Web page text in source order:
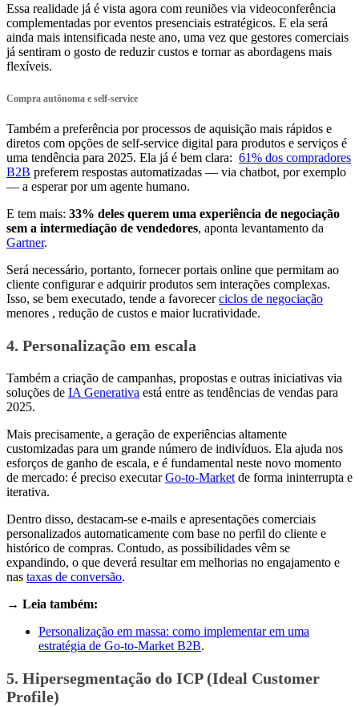
Essa realidade já é vista agora com reuniões via videoconferência
complementadas por eventos presenciais estratégicos. E ela será
ainda mais intensificada neste ano, uma vez que gestores comerciais
já sentiram o gosto de reduzir custos e tornar as abordagens mais
flexíveis.
Compra autônoma e self-service
Também a preferência por processos de aquisição mais rápidos e
diretos com opções de self-service digital para produtos e serviços é
uma tendência para 2025. Ela já é bem clara: 61% dos compradores
B2B preferem respostas automatizadas — via chatbot, por exemplo
— a esperar por um agente humano.
E tem mais: 33% deles querem uma experiência de negociação
sem a intermediação de vendedores, aponta levantamento da
Gartner.
Será necessário, portanto, fornecer portais online que permitam ao
cliente configurar e adquirir produtos sem interações complexas.
Isso, se bem executado, tende a favorecerciclos de negociação
menores , redução de custos e maior lucratividade.
4. Personalização em escala
Também a criação de campanhas, propostas e outras iniciativas via
soluções de IA Generativa está entre as tendências de vendas para
2025.
Mais precisamente, a geração de experiências altamente
customizadas para um grande número de indivíduos. Ela ajuda nos
esforços de ganho de escala, e é fundamental neste novo momento
de mercado: é preciso executarGo-to-Marketde forma ininterrupta e
iterativa.
Dentro disso, destacam-se e-mails e apresentações comerciais
personalizados automaticamente com base no perfil do cliente e
histórico de compras. Contudo, as possibilidades vêm se
expandindo, o que deverá resultar em melhorias no engajamento e
nas taxas de conversão.
→ Leia também:
Personalização em massa: como implementar em uma
estratégia de Go-to-Market B2B.
5. Hipersegmentação do ICP (Ideal Customer
Profile)